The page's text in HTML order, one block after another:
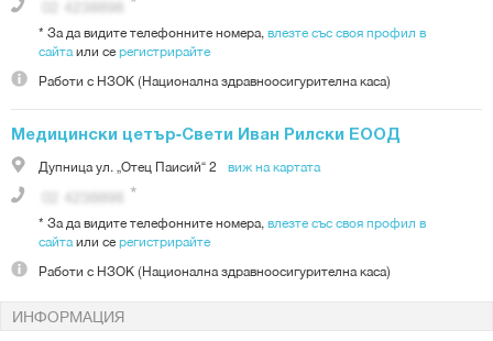
* За да видите телефонните номера, влезте със своя профил в
сайтаили серегистрирайте
Работи с НЗОК (Национална здравноосигурителна каса)
Медицински цетър-Свети Иван Рилски ЕООД
Дупницаул. „Отец Паисий“ 2 виж на картата
* За да видите телефонните номера, влезте със своя профил в
сайтаили серегистрирайте
Работи с НЗОК (Национална здравноосигурителна каса)
ИНФОРМАЦИЯ